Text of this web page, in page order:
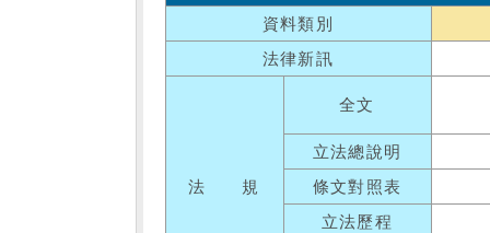
資料類別
法律新訊
法 規
全文
立法總說明
條文對照表
立法歷程